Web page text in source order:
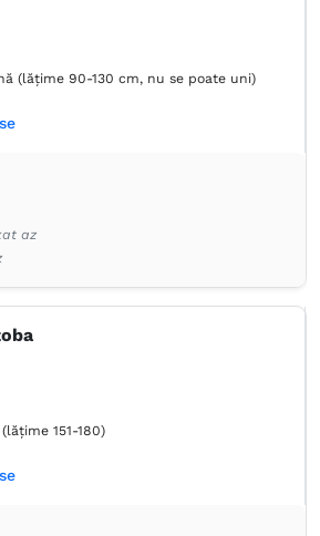
(lățime 90-130 cm, nu se poate uni)
az
151-180)